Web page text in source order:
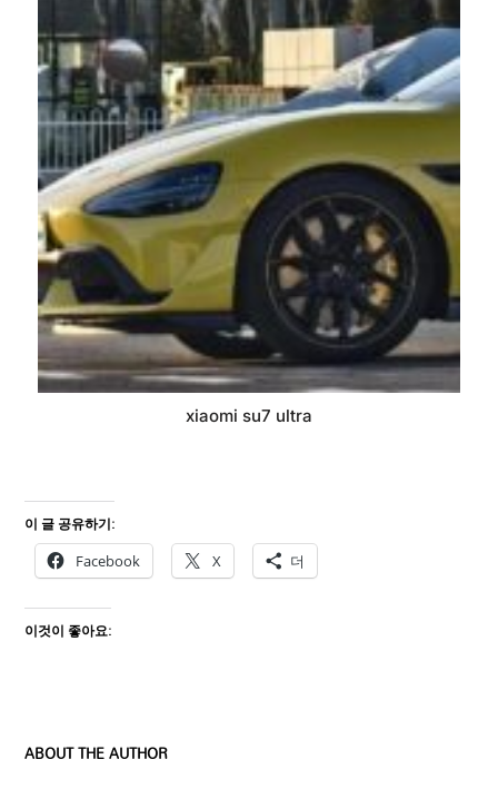
xiaomi su7 ultra
이 글 공유하기:
Facebook X 더
이것이 좋아요:
ABOUT THE AUTHOR